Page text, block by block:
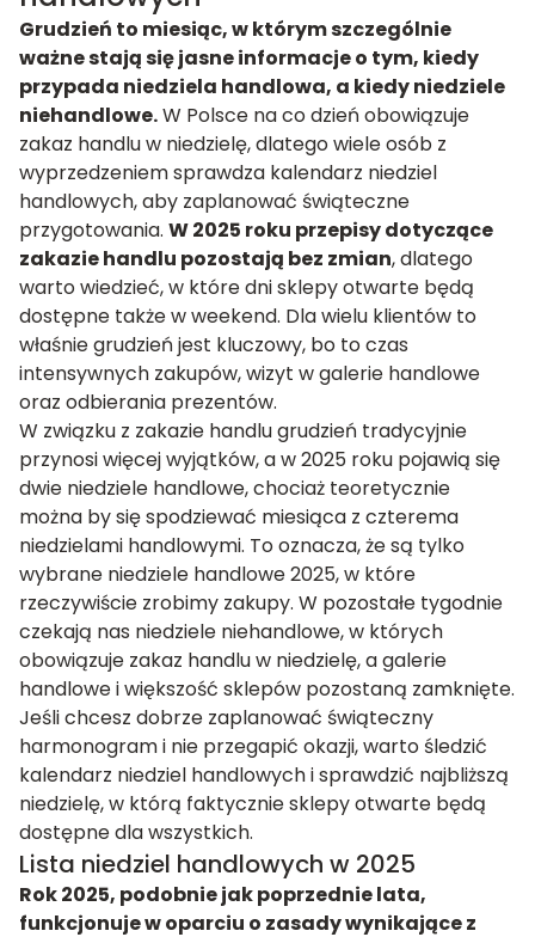
Grudzień to miesiąc, w którym szczególnie
ważne stają się jasne informacje o tym, kiedy
przypada niedziela handlowa, a kiedy niedziele
niehandlowe.W Polsce na co dzień obowiązuje
zakaz handlu w niedzielę, dlatego wiele osób z
wyprzedzeniem sprawdza kalendarz niedziel
handlowych, aby zaplanować świąteczne
przygotowania. W 2025 roku przepisy dotyczące
zakazie handlu pozostają bez zmian, dlatego
warto wiedzieć, w które dni sklepy otwarte będą
dostępne także w weekend. Dla wielu klientów to
właśnie grudzień jest kluczowy, bo to czas
intensywnych zakupów, wizyt w galerie handlowe
oraz odbierania prezentów.
W związku z zakazie handlu grudzień tradycyjnie
przynosi więcej wyjątków, a w 2025 roku pojawią się
dwie niedziele handlowe, chociaż teoretycznie
można by się spodziewać miesiąca z czterema
niedzielami handlowymi. To oznacza, że są tylko
wybrane niedziele handlowe 2025, w które
rzeczywiście zrobimy zakupy. W pozostałe tygodnie
czekają nas niedziele niehandlowe, w których
obowiązuje zakaz handlu w niedzielę, a galerie
handlowe i większość sklepów pozostaną zamknięte.
Jeśli chcesz dobrze zaplanować świąteczny
harmonogram i nie przegapić okazji, warto śledzić
kalendarz niedziel handlowych i sprawdzić najbliższą
niedzielę, w którą faktycznie sklepy otwarte będą
dostępne dla wszystkich.
Lista niedziel handlowych w 2025
Rok 2025, podobnie jak poprzednie lata,
funkcjonuje w oparciu o zasady wynikające z